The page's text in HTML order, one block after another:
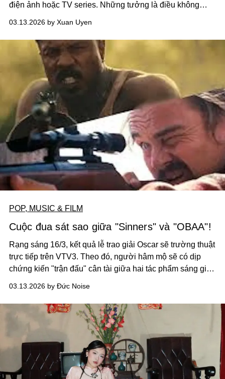
điện ảnh hoặc TV series. Những tưởng là điều không
nhưng không thể phủ nhận vẫn còn đó không ít tranh cãi
xoay quanh các phiên bản mới.
03.13.2026 by Xuan Uyen
POP, MUSIC & FILM
Cuộc đua sát sao giữa "Sinners" và "OBAA"!
Rạng sáng 16/3, kết quả lễ trao giải Oscar sẽ trường thuật
trực tiếp trên VTV3. Theo đó, người hâm mộ sẽ có dịp
chứng kiến "trận đấu" cân tài giữa hai tác phẩm sáng giá
03.13.2026 by Đức Noise